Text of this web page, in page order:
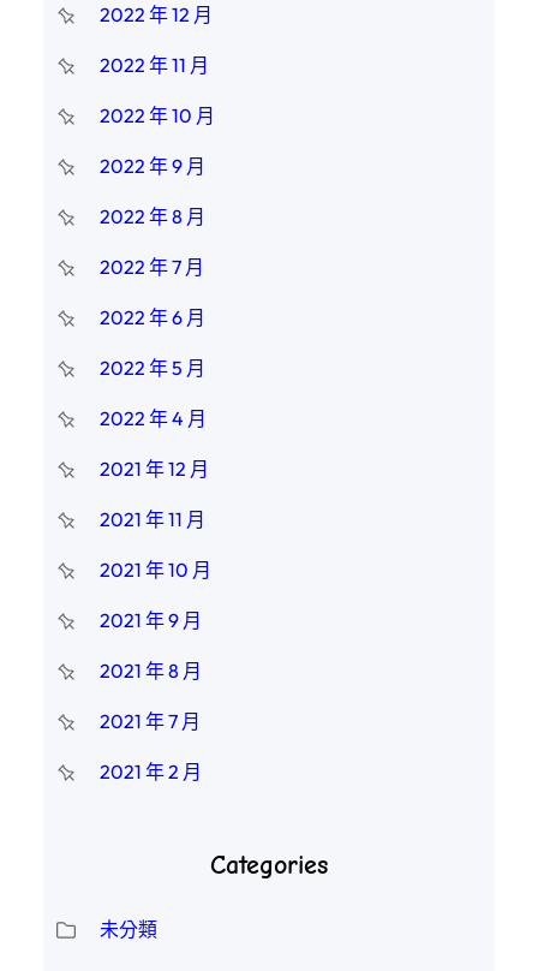
2022 年 12 月
2022 年 11 月
2022 年 10 月
2022 年 9 月
2022 年 8 月
2022 年 7 月
2022 年 6 月
2022 年 5 月
2022 年 4 月
2021 年 12 月
2021 年 11 月
2021 年 10 月
2021 年 9 月
2021 年 8 月
2021 年 7 月
2021 年 2 月
Categories
未分類